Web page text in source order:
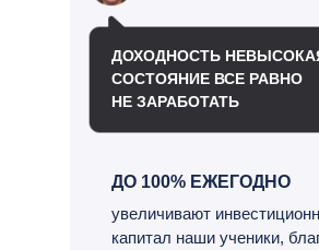
ДОХОДНОСТЬ
СОСТОЯНИЕ ВСЕ РАВНО
НЕ ЗАРАБОТАТЬ
ДО 100% ЕЖЕГОДНО
увеличивают
капитал наши ученики,